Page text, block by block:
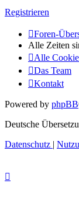
Registrieren
Foren-
Alle Zeiten
Alle
Das Team
Kontakt
Powered by phpBB
Deutsche
Datenschutz |